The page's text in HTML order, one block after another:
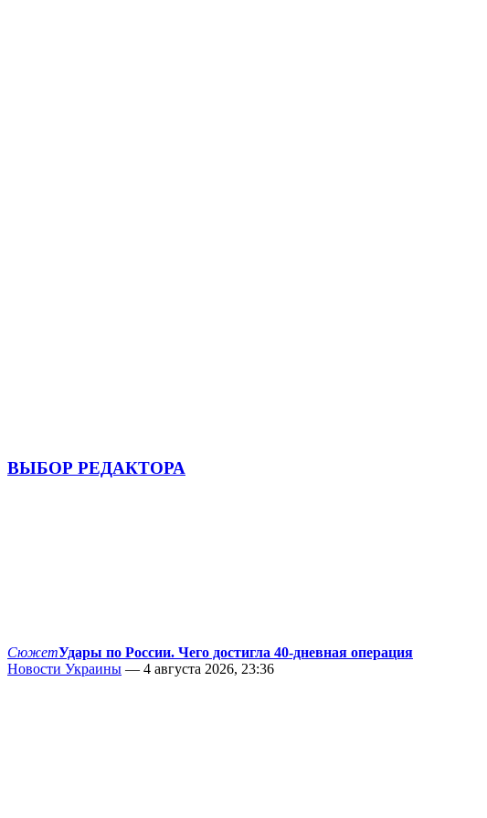
ВЫБОР РЕДАКТОРА
СюжетУдары по России. Чего достигла 40-дневная операция
Новости Украины — 4 августа 2026, 23:36